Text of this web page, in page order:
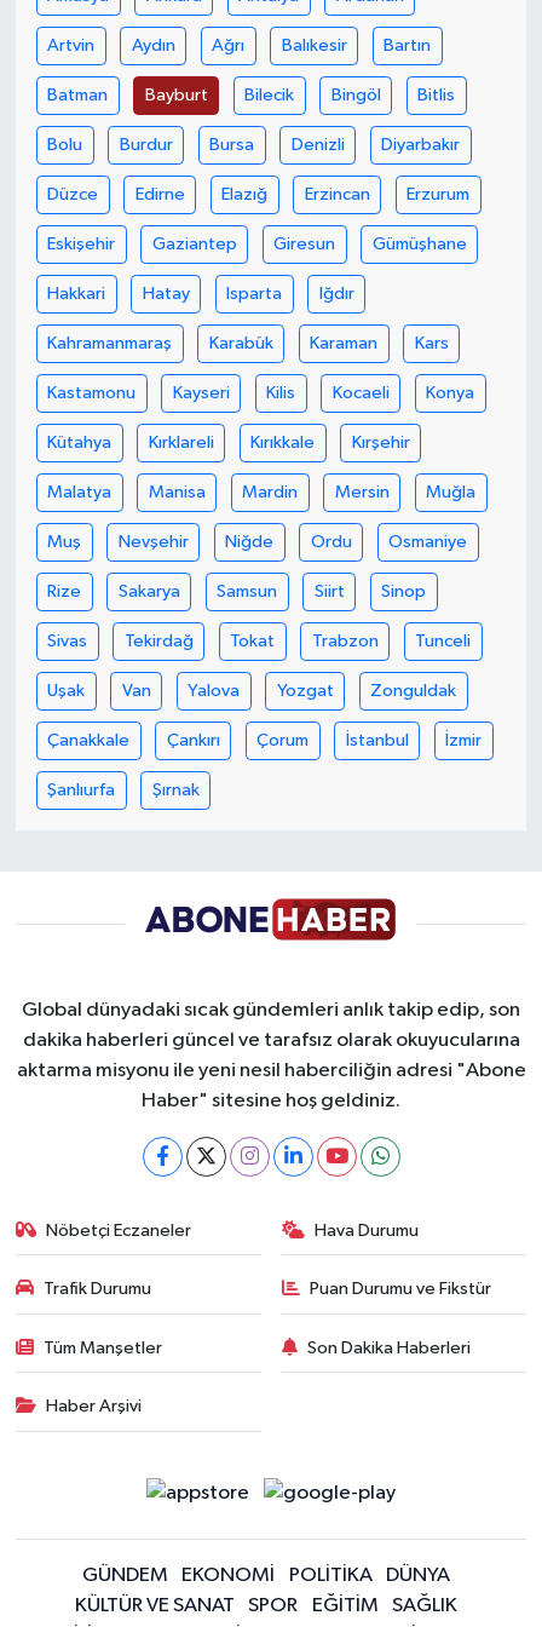
Artvin Aydın Ağrı Balıkesir Bartın
Batman Bayburt Bilecik Bingöl Bitlis
Bolu Burdur Bursa Denizli Diyarbakır
Düzce Edirne Elazığ Erzincan Erzurum
Eskişehir Gaziantep Giresun Gümüşhane
Hakkari Hatay Isparta Iğdır
Kahramanmaraş Karabük Karaman Kars
Kastamonu Kayseri Kilis Kocaeli Konya
Kütahya Kırklareli Kırıkkale Kırşehir
Malatya Manisa Mardin Mersin Muğla
Muş Nevşehir Niğde Ordu Osmaniye
Rize Sakarya Samsun Siirt Sinop
Sivas Tekirdağ Tokat Trabzon Tunceli
Uşak Van Yalova Yozgat Zonguldak
Çanakkale Çankırı Çorum İstanbul İzmir
Şanlıurfa Şırnak
Global dünyadaki sıcak gündemleri anlık takip edip, son
dakika haberleri güncel ve tarafsız olarak okuyucularına
aktarma misyonu ile yeni nesil haberciliğin adresi "Abone
Haber" sitesine hoş geldiniz.
Nöbetçi Eczaneler Hava Durumu
Trafik Durumu Puan Durumu ve Fikstür
Tüm Manşetler Son Dakika Haberleri
Haber Arşivi
GÜNDEM EKONOMİ POLİTİKA
DÜNYA
KÜLTÜR VE SANAT
SPOR EĞİTİM
SAĞLIK
Yaşam
Yerel
AboneHaber Özel